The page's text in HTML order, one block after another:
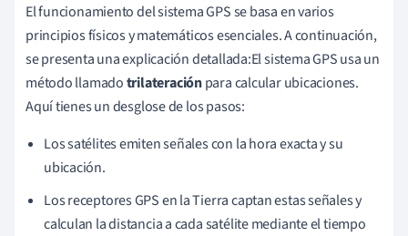
El funcionamiento del sistema GPS se basa en varios
principios físicos y matemáticos esenciales. A continuación,
se presenta una explicación detallada:El sistema GPS usa un
método llamadotrilateraciónpara calcular ubicaciones.
Aquí tienes un desglose de los pasos:
Los satélites emiten señales con la hora exacta y su
ubicación.
Los receptores GPS en la Tierra captan estas señales y
calculan la distancia a cada satélite mediante el tiempo